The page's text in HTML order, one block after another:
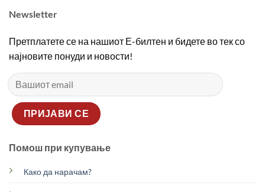
Newsletter
Претплатете се на нашиот Е-билтен и бидете во тек со
најновите понуди и новости!
Помош при купување
Како да нарачам?